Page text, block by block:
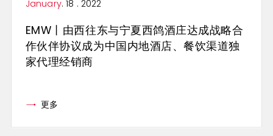
January. 18 . 2022
EMW丨由西往东与宁夏西鸽酒庄达成战略合
作伙伴协议成为中国内地酒店、餐饮渠道独
家代理经销商
更多